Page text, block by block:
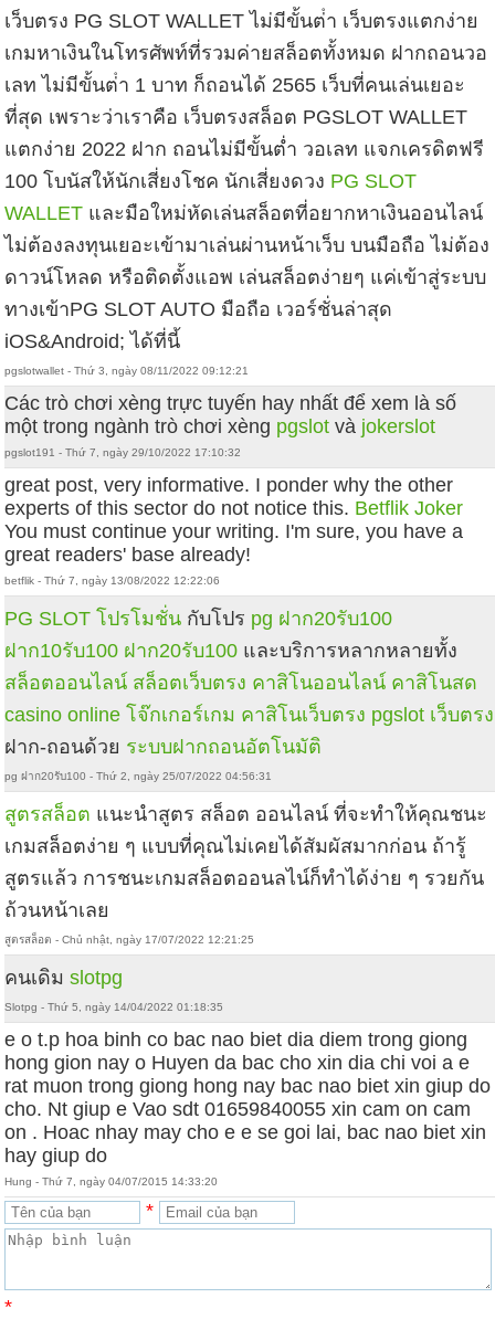
เว็บตรง PG SLOT WALLET ไม่มีขั้นต่ํา เว็บตรงแตกง่าย
เกมหาเงินในโทรศัพท์ที่รวมค่ายสล็อตทั้งหมด ฝากถอนวอ
เลท ไม่มีขั้นต่ํา 1 บาท ก็ถอนได้ 2565 เว็บที่คนเล่นเยอะ
ที่สุด เพราะว่าเราคือ เว็บตรงสล็อต PGSLOT WALLET
แตกง่าย 2022 ฝาก ถอนไม่มีขั้นต่ำ วอเลท แจกเครดิตฟรี
100 โบนัสให้นักเสี่ยงโชค นักเสี่ยงดวง PG SLOT
WALLET และมือใหม่หัดเล่นสล็อตที่อยากหาเงินออนไลน์
ไม่ต้องลงทุนเยอะเข้ามาเล่นผ่านหน้าเว็บ บนมือถือ ไม่ต้อง
ดาวน์โหลด หรือติดตั้งแอพ เล่นสล็อตง่ายๆ แค่เข้าสู่ระบบ
ทางเข้าPG SLOT AUTO มือถือ เวอร์ชั่นล่าสุด
iOS&Android; ได้ที่นี้
pgslotwallet - Thứ 3, ngày 08/11/2022 09:12:21
Các trò chơi xèng trực tuyến hay nhất để xem là số
một trong ngành trò chơi xèng pgslot và jokerslot
pgslot191 - Thứ 7, ngày 29/10/2022 17:10:32
great post, very informative. I ponder why the other
experts of this sector do not notice this. Betflik Joker
You must continue your writing. I'm sure, you have a
great readers' base already!
betflik - Thứ 7, ngày 13/08/2022 12:22:06
PG SLOT โปรโมชั่น กับโปร pg ฝาก20รับ100
ฝาก10รับ100 ฝาก20รับ100 และบริการหลากหลายทั้ง
สล็อตออนไลน์ สล็อตเว็บตรง คาสิโนออนไลน์ คาสิโนสด
casino online โจ๊กเกอร์เกม คาสิโนเว็บตรง pgslot เว็บตรง
ฝาก-ถอนด้วย ระบบฝากถอนอัตโนมัติ
pg ฝาก20รับ100 - Thứ 2, ngày 25/07/2022 04:56:31
สูตรสล็อต แนะนำสูตร สล็อต ออนไลน์ ที่จะทำให้คุณชนะ
เกมสล็อตง่าย ๆ แบบที่คุณไม่เคยได้สัมผัสมากก่อน ถ้ารู้
สูตรแล้ว การชนะเกมสล็อตออนลไน์ก็ทำได้ง่าย ๆ รวยกัน
ถ้วนหน้าเลย
สูตรสล็อต - Chủ nhật, ngày 17/07/2022 12:21:25
คนเดิมslotpg
Slotpg - Thứ 5, ngày 14/04/2022 01:18:35
e o t.p hoa binh co bac nao biet dia diem trong giong
hong gion nay o Huyen da bac cho xin dia chi voi a e
rat muon trong giong hong nay bac nao biet xin giup do
cho. Nt giup e Vao sdt 01659840055 xin cam on cam
on . Hoac nhay may cho e e se goi lai, bac nao biet xin
hay giup do
Hung - Thứ 7, ngày 04/07/2015 14:33:20
*
*